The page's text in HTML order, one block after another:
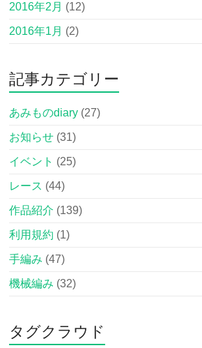
2016年2月 (12)
2016年1月 (2)
記事カテゴリー
あみものdiary (27)
お知らせ (31)
イベント (25)
レース (44)
作品紹介 (139)
利用規約 (1)
手編み (47)
機械編み (32)
タグクラウド